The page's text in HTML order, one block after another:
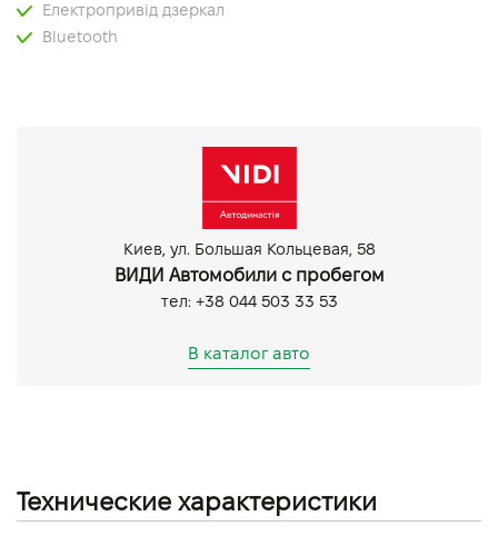
Електропривід дзеркал
Bluetooth
Киев, ул. Большая Кольцевая, 58
ВИДИ Автомобили с пробегом
тел: +38 044 503 33 53
В каталог авто
Технические характеристики